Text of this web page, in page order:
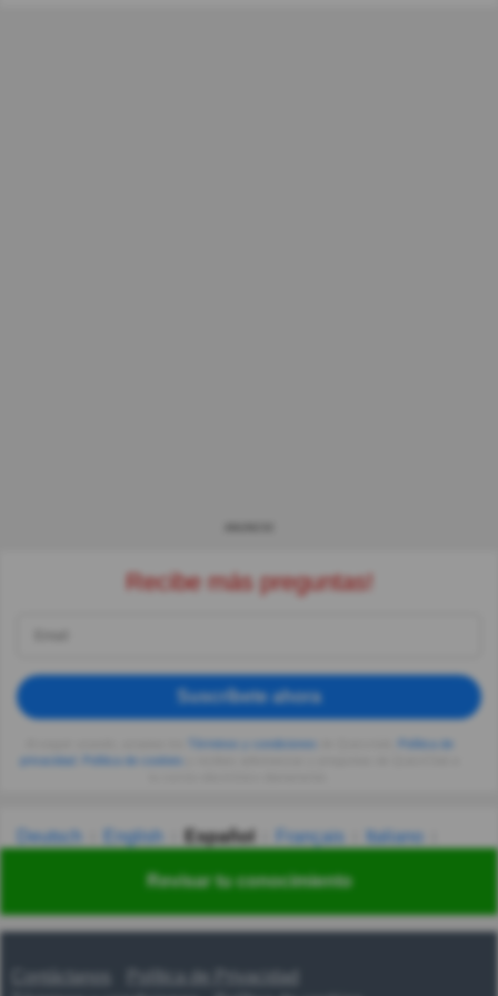
Revisar tu conocimiento
Recibe más preguntas!
Suscríbete ahora
privacidad
Deutsch English Español Français
Italiano
Українська हिन्दी 한국어 汉语
Contáctanos
Política de Privacidad